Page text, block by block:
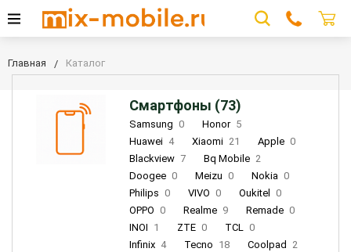
Главная Каталог
Смартфоны (73)
Samsung 0 Honor 5
Huawei 4 Xiaomi 21 Apple 0
Blackview 7 Bq Mobile 2
Doogee 0 Meizu 0 Nokia 0
Philips 0 VIVO 0 Oukitel
0
OPPO 0 Realme 9 Remade 0
INOI 1 ZTE 0 TCL 0
Infinix 4 Tecno 18 Coolpad 2